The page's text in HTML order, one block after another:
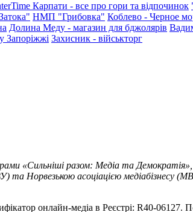
Карпати - все про гори та відпочинок
НМП "Грибовка" Коблево - Черное
Долина Меду - магазин для бджолярів
Запоріжжі Захисник - військторг
«Сильніші разом: Медіа та
Норвезькою асоціацією медіабізнесу
онлайн-медіа в Реєстрі: R40-